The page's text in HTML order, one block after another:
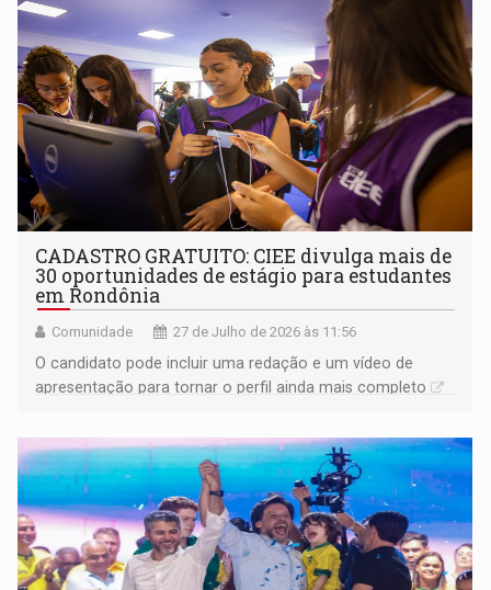
CADASTRO GRATUITO: CIEE divulga mais de
30 oportunidades de estágio para estudantes
em Rondônia
Comunidade 27 de Julho de 2026 às 11:56
O candidato pode incluir uma redação e um vídeo de
apresentação para tornar o perfil ainda mais completo